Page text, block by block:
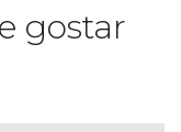
gostar